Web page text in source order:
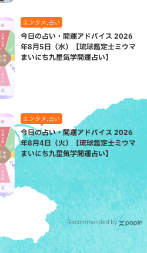
エンタメ,占い
今日の占い・開運アドバイス 2026
年8月5日（水）【琉球鑑定士ミウマ
まいにち九星気学開運占い】
エンタメ,占い
今日の占い・開運アドバイス 2026
年8月4日（火）【琉球鑑定士ミウマ
まいにち九星気学開運占い】
Recommended by